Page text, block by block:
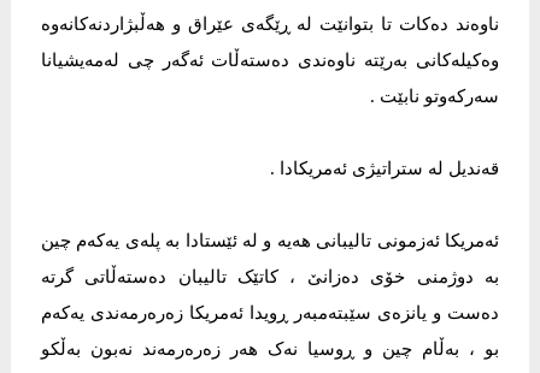
ناوەند دەکات تا بتوانێت لە ڕێگەی عێراق و هەڵبژاردنەکانەوە
وەکیلەکانی بەرێتە ناوەندی دەستەڵات ئەگەر چی لەمەیشیانا
سەرکەوتو نابێت .
قەندیل لە ستراتیژی ئەمریکادا .
ئەمریکا ئەزمونی تالیبانی هەیە و لە ئێستادا بە پلەی یەکەم چین
بە دوژمنی خۆی دەزانێ ، کاتێک تالیبان دەستەڵاتی گرتە
دەست و یانزەی سێبتەمبەر ڕویدا ئەمریکا زەرەرمەندی یەکەم
بو ، بەڵام چین و ڕوسیا نەک هەر زەرەرمەند نەبون بەڵکو